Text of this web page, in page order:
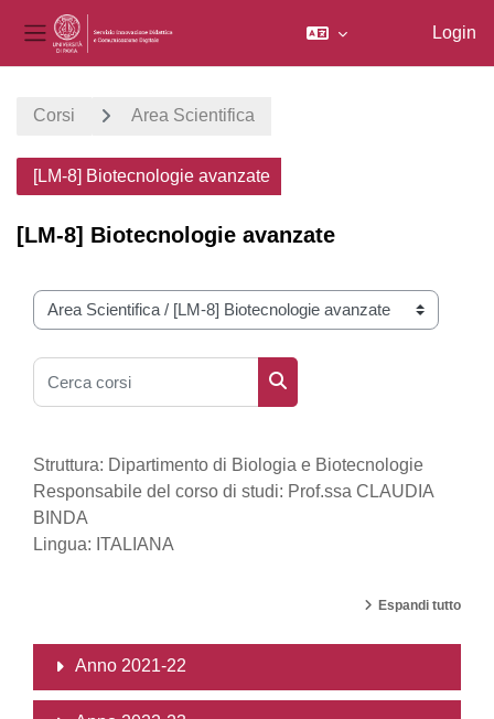
Pannello laterale
Login
Corsi Area Scientifica
[LM-8] Biotecnologie avanzate
[LM-8] Biotecnologie avanzate
Categorie di corso
Cerca corsi
Cerca corsi
Struttura: Dipartimento di Biologia e Biotecnologie
Responsabile del corso di studi: Prof.ssa CLAUDIA
BINDA
Lingua: ITALIANA
Espandi tutto
Anno 2021-22